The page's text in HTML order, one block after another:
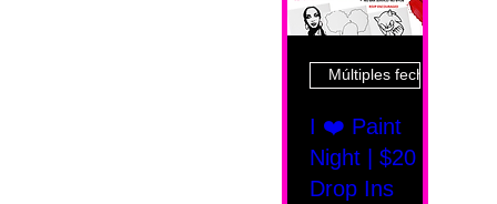
Múltiples fechas
I ❤️ Paint
Night | $20
Drop Ins